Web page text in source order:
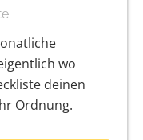
wo
deinen
Ordnung.